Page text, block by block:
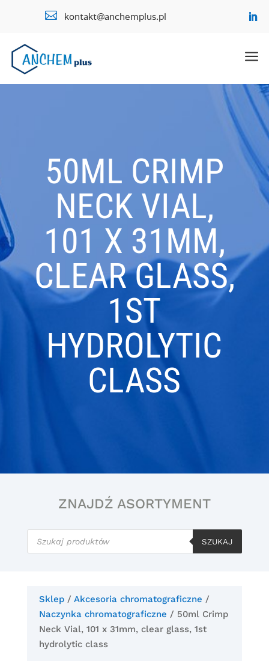
 kontakt@anchemplus.pl
a
50ML CRIMP
NECK VIAL,
101 X 31MM,
CLEAR GLASS,
1ST
HYDROLYTIC
CLASS
ZNAJDŹ ASORTYMENT
Wyszukiwarka
produktów
SZUKAJ
Sklep/ Akcesoria chromatograficzne /
Naczynka chromatograficzne / 50ml Crimp
Neck Vial, 101 x 31mm, clear glass, 1st
hydrolytic class